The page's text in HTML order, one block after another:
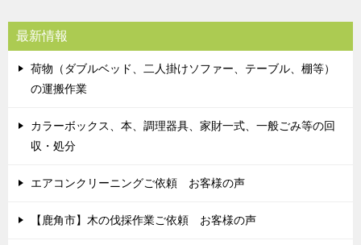
最新情報
荷物（ダブルベッド、二人掛けソファー、テーブル、棚等）
の運搬作業
カラーボックス、本、調理器具、家財一式、一般ごみ等の回
収・処分
エアコンクリーニングご依頼 お客様の声
【鹿角市】木の伐採作業ご依頼 お客様の声